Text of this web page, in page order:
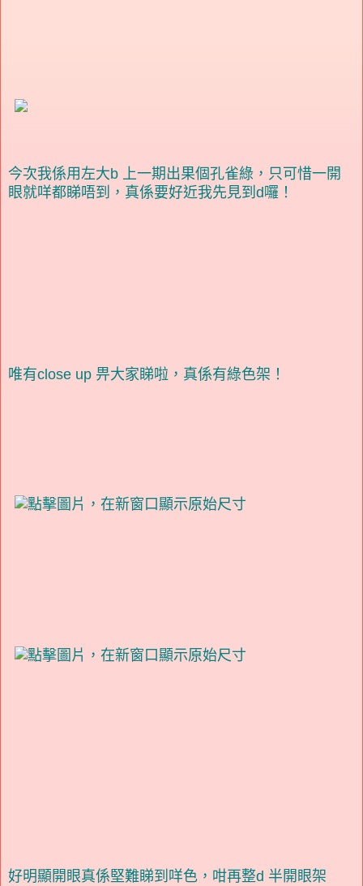
今次我係用左大b 上一期出果個孔雀綠，只可惜一開
眼就咩都睇唔到，真係要好近我先見到d囉！
唯有close up 畀大家睇啦，真係有綠色架！
好明顯開眼真係堅難睇到咩色，咁再整d 半開眼架